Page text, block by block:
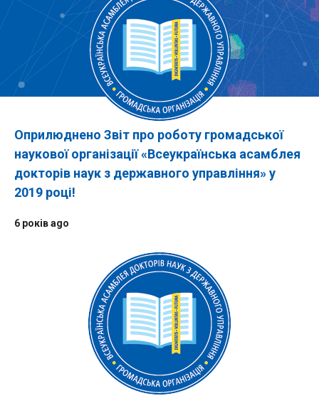
Оприлюднено Звіт про роботу громадської
наукової організації «Всеукраїнська асамблея
докторів наук з державного управління» у
2019 році!
6 років ago